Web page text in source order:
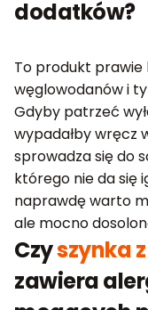
dodatków?
To produkt prawie
węglowodanów i
Gdyby patrzeć
wypadałby wręcz
sprowadza się do
którego nie da się
naprawdę warto
ale mocno
Czyszynka
zawiera